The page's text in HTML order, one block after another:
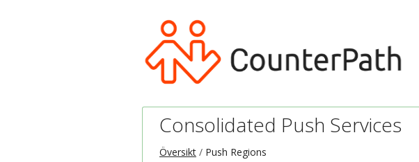
Consolidated Push Services
Översikt Push Regions